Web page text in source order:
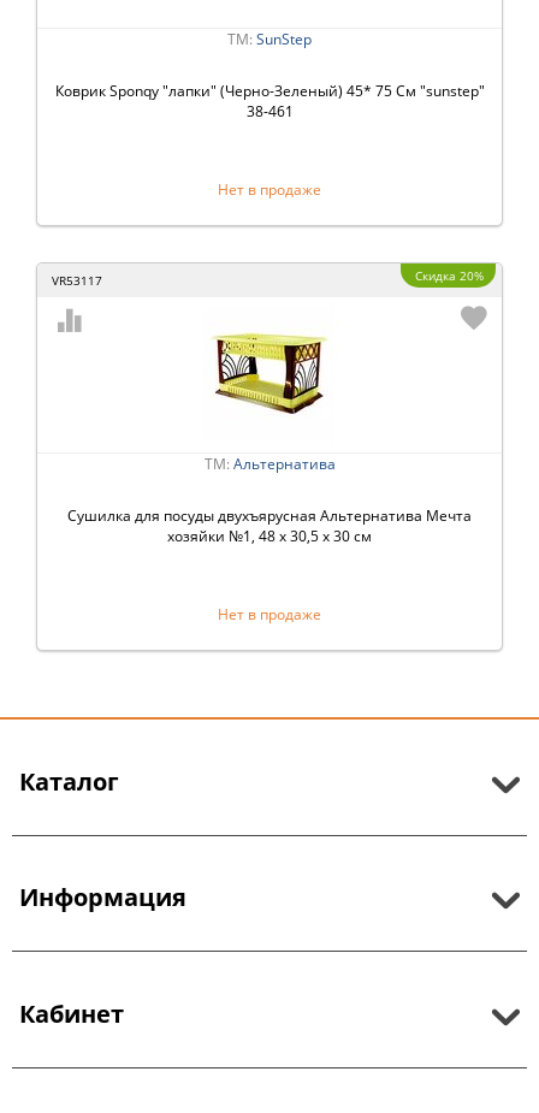
ТМ: SunStep
Коврик Sponqy "лапки" (Черно-Зеленый) 45* 75 См "sunstep"
38-461
Нет в продаже
VR53117 Скидка 20%
ТМ: Альтернатива
Сушилка для посуды двухъярусная Альтернатива Мечта
хозяйки №1, 48 x 30,5 x 30 см
Нет в продаже
Каталог
Информация
Кабинет